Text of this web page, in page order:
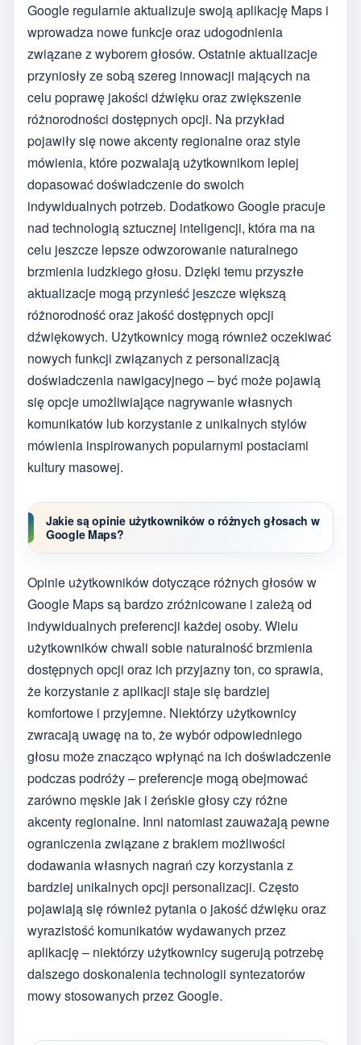
Google regularnie aktualizuje swoją aplikację Maps i
wprowadza nowe funkcje oraz udogodnienia
związane z wyborem głosów. Ostatnie aktualizacje
przyniosły ze sobą szereg innowacji mających na
celu poprawę jakości dźwięku oraz zwiększenie
różnorodności dostępnych opcji. Na przykład
pojawiły się nowe akcenty regionalne oraz style
mówienia, które pozwalają użytkownikom lepiej
dopasować doświadczenie do swoich
indywidualnych potrzeb. Dodatkowo Google pracuje
nad technologią sztucznej inteligencji, która ma na
celu jeszcze lepsze odwzorowanie naturalnego
brzmienia ludzkiego głosu. Dzięki temu przyszłe
aktualizacje mogą przynieść jeszcze większą
różnorodność oraz jakość dostępnych opcji
dźwiękowych. Użytkownicy mogą również oczekiwać
nowych funkcji związanych z personalizacją
doświadczenia nawigacyjnego – być może pojawią
się opcje umożliwiające nagrywanie własnych
komunikatów lub korzystanie z unikalnych stylów
mówienia inspirowanych popularnymi postaciami
kultury masowej.
Jakie są opinie użytkowników o różnych głosach w
Google Maps?
Opinie użytkowników dotyczące różnych głosów w
Google Maps są bardzo zróżnicowane i zależą od
indywidualnych preferencji każdej osoby. Wielu
użytkowników chwali sobie naturalność brzmienia
dostępnych opcji oraz ich przyjazny ton, co sprawia,
że korzystanie z aplikacji staje się bardziej
komfortowe i przyjemne. Niektórzy użytkownicy
zwracają uwagę na to, że wybór odpowiedniego
głosu może znacząco wpłynąć na ich doświadczenie
podczas podróży – preferencje mogą obejmować
zarówno męskie jak i żeńskie głosy czy różne
akcenty regionalne. Inni natomiast zauważają pewne
ograniczenia związane z brakiem możliwości
dodawania własnych nagrań czy korzystania z
bardziej unikalnych opcji personalizacji. Często
pojawiają się również pytania o jakość dźwięku oraz
wyrazistość komunikatów wydawanych przez
aplikację – niektórzy użytkownicy sugerują potrzebę
dalszego doskonalenia technologii syntezatorów
mowy stosowanych przez Google.